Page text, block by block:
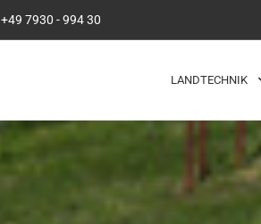
+49 7930 - 994 30
LANDTECHNIK